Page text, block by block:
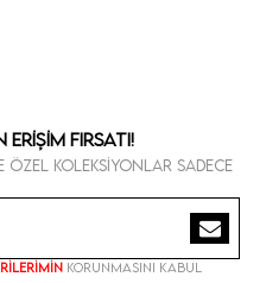
Fırsatı!
özel koleksiyonlar sadece
korunmasını kabul